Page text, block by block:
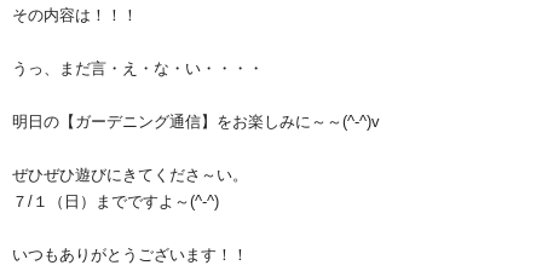
その内容は！！！
うっ、まだ言・え・な・い・・・・
明日の【ガーデニング通信】をお楽しみに～～(^-^)v
ぜひぜひ遊びにきてくださ～い。
７/１（日）までですよ～(^-^)
いつもありがとうございます！！